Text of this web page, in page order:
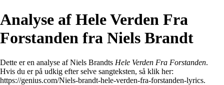
Analyse af Hele Verden Fra
Forstanden fra Niels Brandt
Dette er en analyse af Niels Brandts Hele Verden Fra Forstanden.
Hvis du er på udkig efter selve sangteksten, så klik her:
https://genius.com/Niels-brandt-hele-verden-fra-forstanden-lyrics.